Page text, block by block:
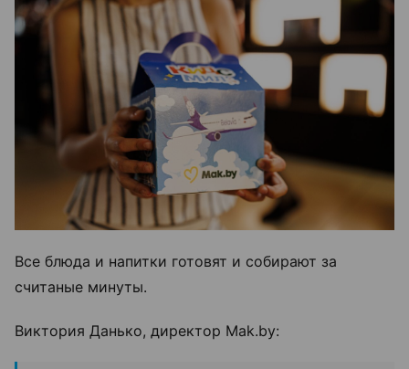
Все блюда и напитки готовят и собирают за
считаные минуты.
Виктория Данько, директор Mak.by: